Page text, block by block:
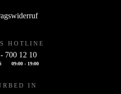
HOTLINE
700 12 10
09:00 - 19:00
IN